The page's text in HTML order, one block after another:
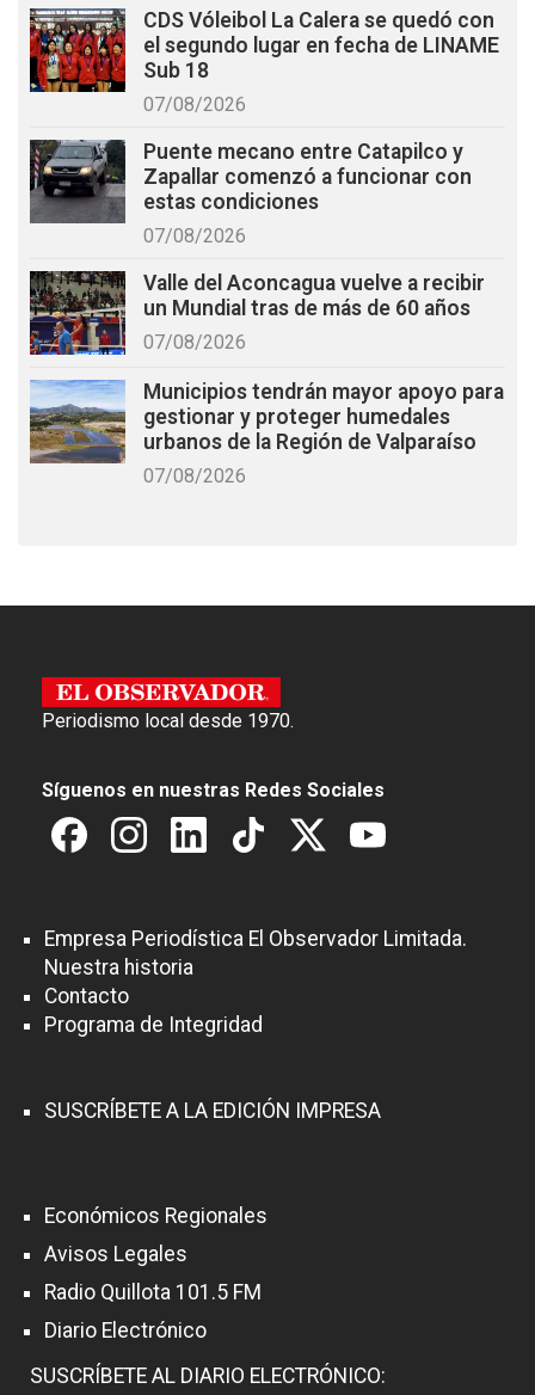
CDS Vóleibol La Calera se quedó con
el segundo lugar en fecha de LINAME
Sub 18
07/08/2026
Puente mecano entre Catapilco y
Zapallar comenzó a funcionar con
estas condiciones
07/08/2026
Valle del Aconcagua vuelve a recibir
un Mundial tras de más de 60 años
07/08/2026
Municipios tendrán mayor apoyo para
gestionar y proteger humedales
urbanos de la Región de Valparaíso
07/08/2026
Periodismo local desde 1970.
Síguenos en nuestras Redes Sociales
Empresa Periodística El Observador Limitada.
Nuestra historia
Contacto
Programa de Integridad
SUSCRÍBETE A LA EDICIÓN IMPRESA
Económicos Regionales
Avisos Legales
Radio Quillota 101.5 FM
Diario Electrónico
SUSCRÍBETE AL DIARIO ELECTRÓNICO: